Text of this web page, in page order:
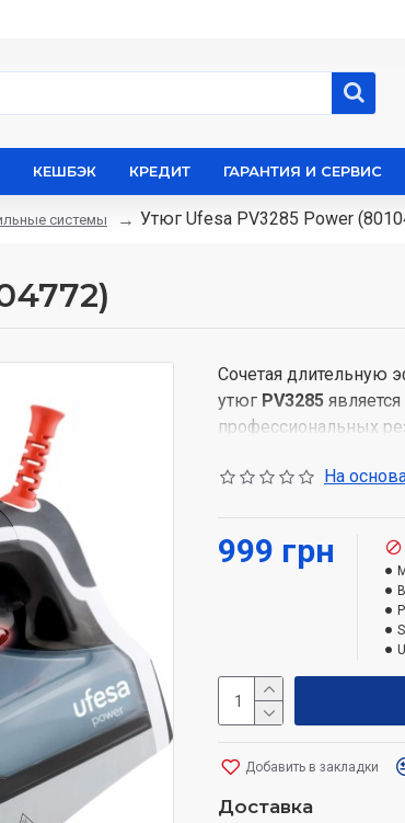
КЕШБЭК КРЕДИТ ГАРАНТИЯ И СЕРВИС
системы Утюг Ufesa PV3285 Power
Сочетая длительную
утюг PV3285
профессиональных
защиты от накипи), а
На
999 грн
Добавить в закладки
Доставка